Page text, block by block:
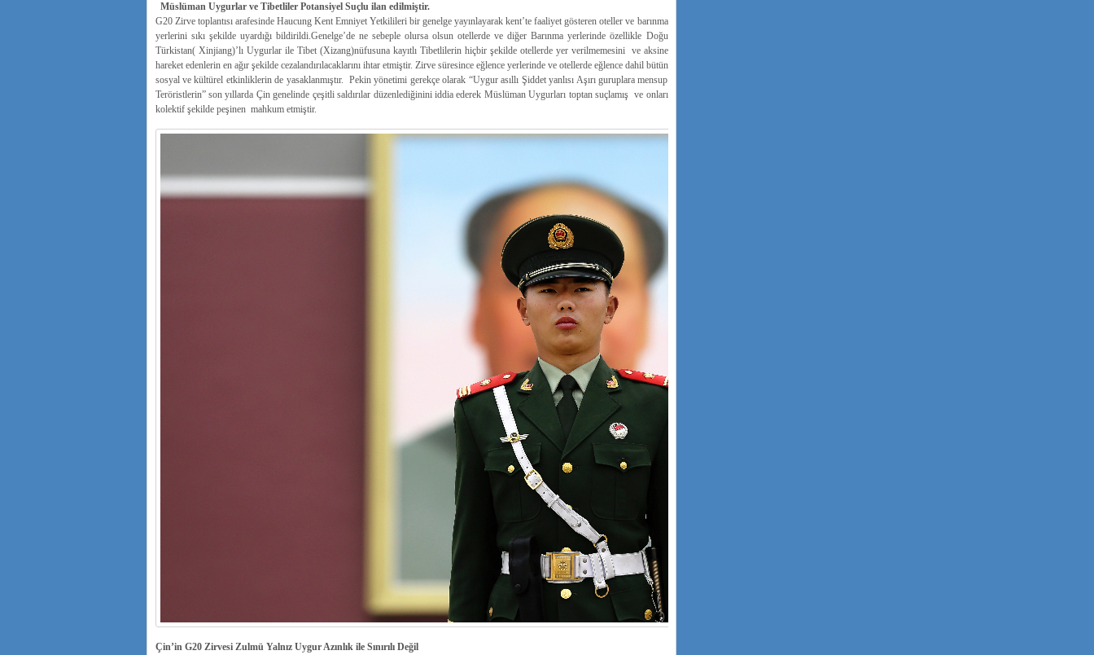
Müslüman Uygurlar ve Tibetliler Potansiyel Suçlu ilan edilmiştir.
G20 Zirve toplantısı arafesinde Haucung Kent Emniyet Yetkilileri bir genelge yayınlayarak kent’te faaliyet gösteren oteller ve barınma
yerlerini sıkı şekilde uyardığı bildirildi.Genelge’de ne sebeple olursa olsun otellerde ve diğer Barınma yerlerinde özellikle Doğu
Türkistan( Xinjiang)’lı Uygurlar ile Tibet (Xizang)nüfusuna kayıtlı Tibetlilerin hiçbir şekilde otellerde yer verilmemesini ve aksine
hareket edenlerin en ağır şekilde cezalandırılacaklarını ihtar etmiştir. Zirve süresince eğlence yerlerinde ve otellerde eğlence dahil bütün
sosyal ve kültürel etkinliklerin de yasaklanmıştır. Pekin yönetimi gerekçe olarak “Uygur asıllı Şiddet yanlısı Aşırı guruplara mensup
Teröristlerin” son yıllarda Çin genelinde çeşitli saldırılar düzenlediğinini iddia ederek Müslüman Uygurları toptan suçlamış ve onları
kolektif şekilde peşinen mahkum etmiştir.
Çin’in G20 Zirvesi Zulmü Yalnız Uygur Azınlık ile Sınırılı Değil